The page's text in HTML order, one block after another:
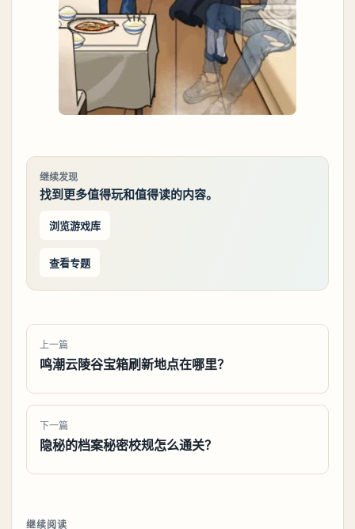
继续发现
找到更多值得玩和值得读的内容。
浏览游戏库
查看专题
上一篇
鸣潮云陵谷宝箱刷新地点在哪里？
下一篇
隐秘的档案秘密校规怎么通关？
继续阅读